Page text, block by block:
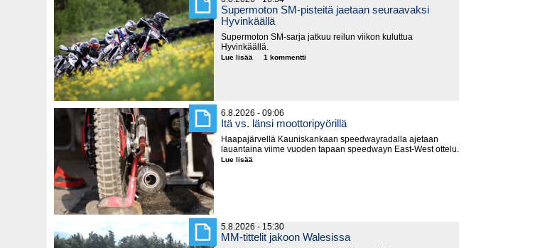
Supermoton SM-pisteitä jaetaan seuraavaksi
Hyvinkäällä
Supermoton SM-sarja jatkuu reilun viikon kuluttua
Hyvinkäällä.
Lue lisää Supermoton
1 kommentti
6.8.2026 - 09:06
Itä vs. länsi moottoripyörillä
Haapajärvellä Kauniskankaan speedwayradalla ajetaan
lauantaina viime vuoden tapaan speedwayn East-West ottelu.
Lue lisää
5.8.2026 - 15:30
MM-tittelit jakoon Walesissa